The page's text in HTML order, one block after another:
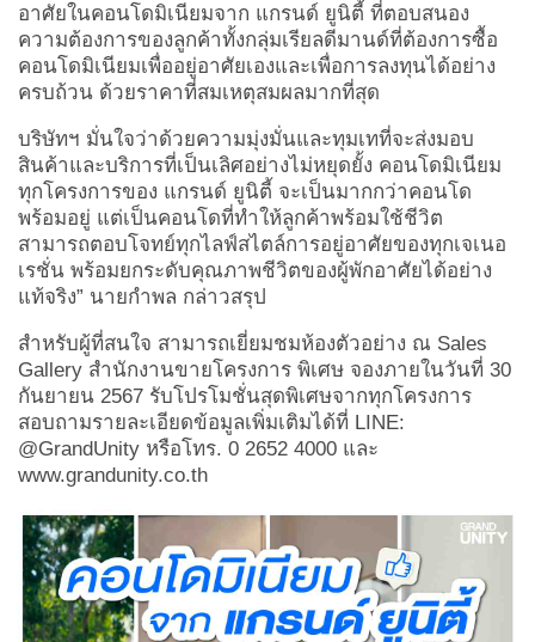
อาศัยในคอนโดมิเนียมจาก แกรนด์ ยูนิตี้ ที่ตอบสนอง
ความต้องการของลูกค้าทั้งกลุ่มเรียลดีมานด์ที่ต้องการซื้อ
คอนโดมิเนียมเพื่ออยู่อาศัยเองและเพื่อการลงทุนได้อย่าง
ครบถ้วน ด้วยราคาที่สมเหตุสมผลมากที่สุด
บริษัทฯ มั่นใจว่าด้วยความมุ่งมั่นและทุมเทที่จะส่งมอบ
สินค้าและบริการที่เป็นเลิศอย่างไม่หยุดยั้ง คอนโดมิเนียม
ทุกโครงการของ แกรนด์ ยูนิตี้ จะเป็นมากกว่าคอนโด
พร้อมอยู่ แต่เป็นคอนโดที่ทำให้ลูกค้าพร้อมใช้ชีวิต
สามารถตอบโจทย์ทุกไลฟ์สไตล์การอยู่อาศัยของทุกเจเนอ
เรชั่น พร้อมยกระดับคุณภาพชีวิตของผู้พักอาศัยได้อย่าง
แท้จริง” นายกำพล กล่าวสรุป
สำหรับผู้ที่สนใจ สามารถเยี่ยมชมห้องตัวอย่าง ณ Sales
Gallery สำนักงานขายโครงการ พิเศษ จองภายในวันที่ 30
กันยายน 2567 รับโปรโมชั่นสุดพิเศษจากทุกโครงการ
สอบถามรายละเอียดข้อมูลเพิ่มเติมได้ที่ LINE:
@GrandUnity หรือโทร. 0 2652 4000 และ
www.grandunity.co.th